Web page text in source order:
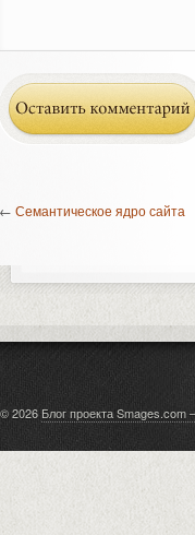
Семантическое ядро сайта
© 2026 Блог проекта